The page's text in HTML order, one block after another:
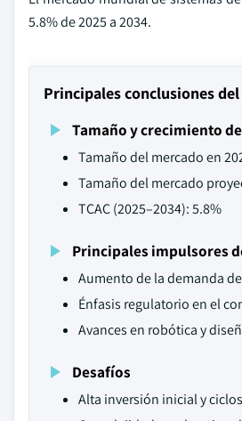
5.8% de 2025 a 2034.
Principales conclusiones
Tamaño y crecimiento
Tamaño del mercado en
Tamaño del mercado
TCAC (2025–2034): 5.8%
Principales impulsores
Aumento de la demanda
Énfasis regulatorio en el
Avances en robótica y
Desafíos
Alta inversión inicial y